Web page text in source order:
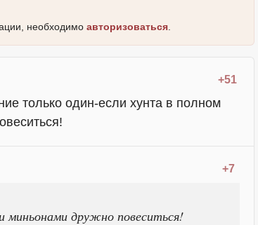
необходимо авторизоваться
+51
только один-если хунта в полном
+7
миньонами дружно повеситься!